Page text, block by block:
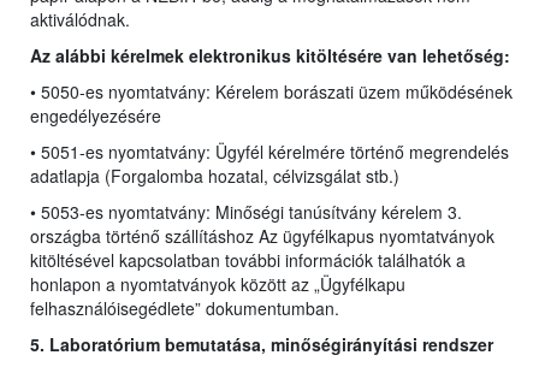
aktiválódnak.
Az alábbi kérelmek elektronikus kitöltésére van lehetőség:
• 5050-es nyomtatvány: Kérelem borászati üzem működésének
engedélyezésére
• 5051-es nyomtatvány: Ügyfél kérelmére történő megrendelés
adatlapja (Forgalomba hozatal, célvizsgálat stb.)
• 5053-es nyomtatvány: Minőségi tanúsítvány kérelem 3.
országba történő szállításhoz Az ügyfélkapus nyomtatványok
kitöltésével kapcsolatban további információk találhatók a
honlapon a nyomtatványok között az „Ügyfélkapu
felhasználóisegédlete” dokumentumban.
5. Laboratórium bemutatása, minőségirányítási rendszer